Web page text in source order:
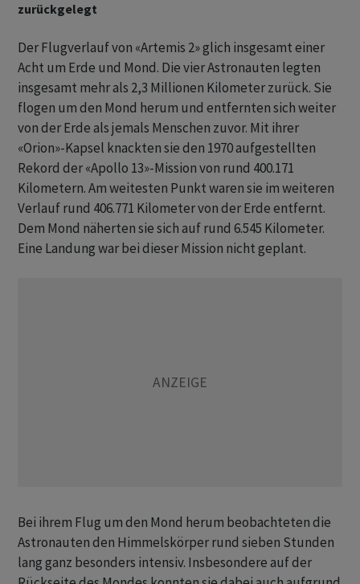
zurückgelegt
Der Flugverlauf von «Artemis 2» glich insgesamt einer
Acht um Erde und Mond. Die vier Astronauten legten
insgesamt mehr als 2,3 Millionen Kilometer zurück. Sie
flogen um den Mond herum und entfernten sich weiter
von der Erde als jemals Menschen zuvor. Mit ihrer
«Orion»-Kapsel knackten sie den 1970 aufgestellten
Rekord der «Apollo 13»-Mission von rund 400.171
Kilometern. Am weitesten Punkt waren sie im weiteren
Verlauf rund 406.771 Kilometer von der Erde entfernt.
Dem Mond näherten sie sich auf rund 6.545 Kilometer.
Eine Landung war bei dieser Mission nicht geplant.
Bei ihrem Flug um den Mond herum beobachteten die
Astronauten den Himmelskörper rund sieben Stunden
lang ganz besonders intensiv. Insbesondere auf der